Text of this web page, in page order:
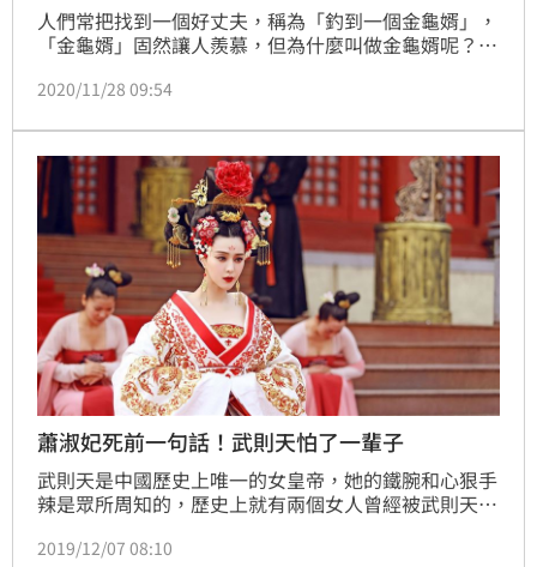
人們常把找到一個好丈夫，稱為「釣到一個金龜婿」，
「金龜婿」固然讓人羨慕，但為什麼叫做金龜婿呢？歷
表示，這個典故就跟大周皇帝武則天有關。
2020/11/28 09:54
蕭淑妃死前一句話！武則天怕了一輩子
武則天是中國歷史上唯一的女皇帝，她的鐵腕和心狠手
辣是眾所周知的，歷史上就有兩個女人曾經被武則天虐
嚇得武則天終生都害怕一種動物：貓。
2019/12/07 08:10